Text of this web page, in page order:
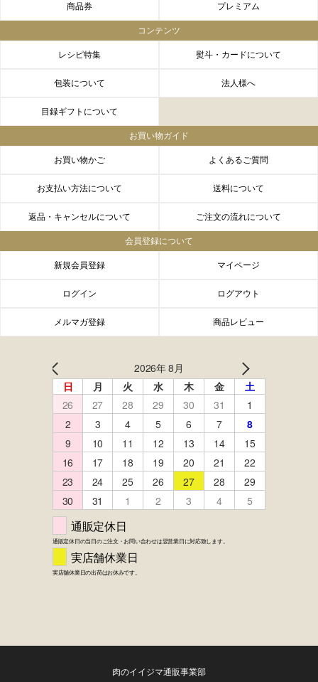
FACEBOOK instagram LINE
商品券 プレミアム
コンテンツ
レシピ特集 熨斗・カードについて
包装について 法人様へ
目録ギフトについて
お買い物ガイド
お買い物かご よくあるご質問
お支払い方法について 送料について
返品・キャンセルについて ご注文の流れについて
会員登録について
新規会員登録 マイページ
ログイン ログアウト
メルマガ登録 商品レビュー
肉のイイジマ通販事業部